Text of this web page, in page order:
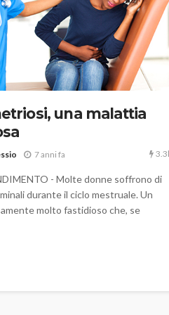
una malattia
7 anni fa
- Molte donne soffrono di
durante il ciclo mestruale. Un
molto fastidioso che, se